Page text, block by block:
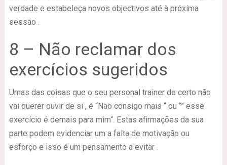
verdade e estabeleça novos objectivos até à próxima
sessão .
8 – Não reclamar dos
exercícios sugeridos
Umas das coisas que o seu personal trainer de certo não
vai querer ouvir de si , é “Não consigo mais “ ou “” esse
exercício é demais para mim“. Estas afirmações da sua
parte podem evidenciar um a falta de motivação ou
esforço e isso é um pensamento a evitar .